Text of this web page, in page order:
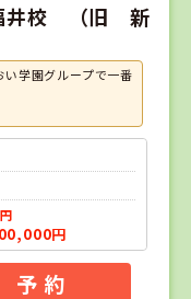
井校 （旧 新
学園グループで一番
円
予 約